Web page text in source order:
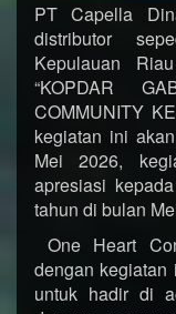
PT Capella
distributor
Kepulauan
“KOPDAR
COMMUNITY
kegiatan ini
Mei 2026,
apresiasi
tahun di bulan
One Heart
dengan kegiatan
untuk hadir di